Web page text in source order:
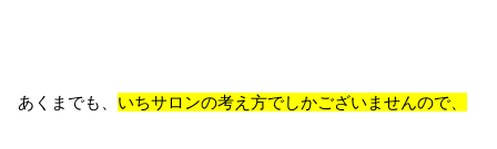
あくまでも、 いちサロンの考え方でしかございませんので、